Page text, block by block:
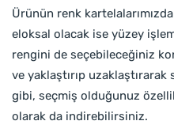
Ürünün renk
eloksal olacak ise yüzey
rengini de seçebileceğiniz
ve yaklaştırıp
gibi, seçmiş olduğunuz
olarak da indirebilirsiniz.